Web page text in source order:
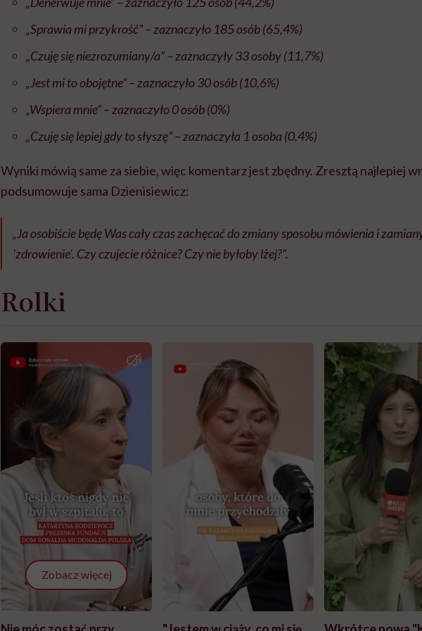
„Sprawia mi przykrość” – zaznaczyło 185 osób (65,4%)
„Czuję się niezrozumiany/a” – zaznaczyły 33 osoby (11,7%)
„Jest mi to obojętne” – zaznaczyło 30 osób (10,6%)
„Wspiera mnie” – zaznaczyło 0 osób (0%)
„Czuję się lepiej gdy to słyszę” – zaznaczyła 1 osoba (0,4%)
Wyniki mówią same za siebie, więc komentarz jest zbędny. Zresztą najlepiej
podsumowuje sama Dzienisiewicz:
„Ja osobiście będę Was cały czas zachęcać do zmiany sposobu mówienia i
'zdrowienie’. Czy czujecie różnice? Czy nie byłoby lżej?”.
Rolki
Zobacz więcej